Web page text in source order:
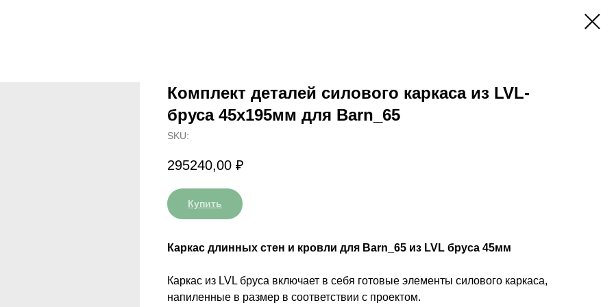
Комплект деталей силового каркаса из LVL-
бруса 45x195мм для Barn_65
SKU:
295240,00 ₽
Купить
Каркас длинных стен и кровли для Barn_65 из LVL бруса 45мм
Каркас из LVL бруса включает в себя готовые элементы силового каркаса,
напиленные в размер в соответствии с проектом.